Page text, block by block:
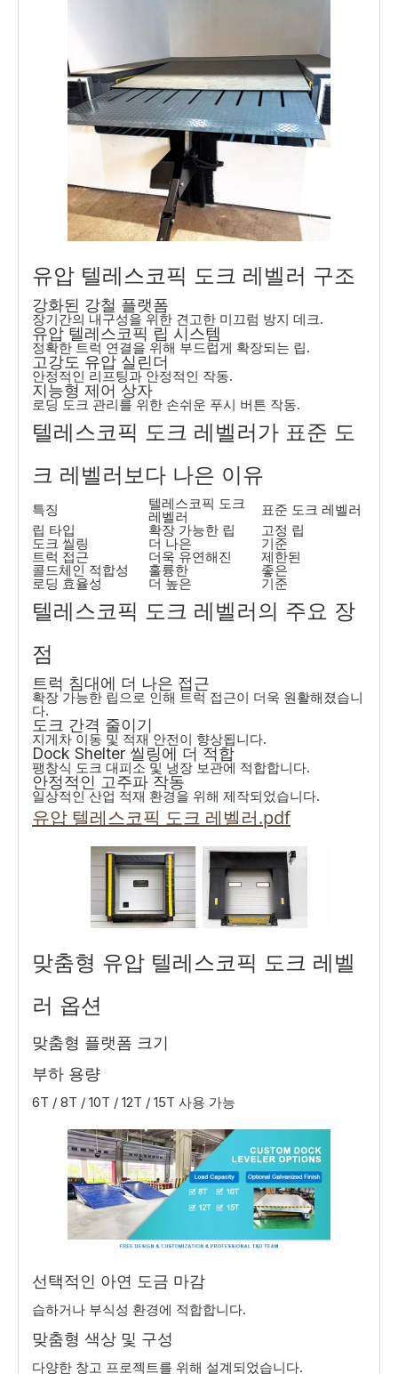
유압 텔레스코픽 도크 레벨러 구조
강화된 강철 플랫폼
장기간의 내구성을 위한 견고한 미끄럼 방지 데크.
유압 텔레스코픽 립 시스템
정확한 트럭 연결을 위해 부드럽게 확장되는 립.
고강도 유압 실린더
안정적인 리프팅과 안정적인 작동.
지능형 제어 상자
로딩 도크 관리를 위한 손쉬운 푸시 버튼 작동.
텔레스코픽 도크 레벨러가 표준 도
크 레벨러보다 나은 이유
특징 텔레스코픽 도크
레벨러
표준 도크 레벨러
립 타입
확장 가능한 립 고정 립
도크 씰링 더 나은 기준
트럭 접근 더욱 유연해진 제한된
콜드체인 적합성 훌륭한 좋은
로딩 효율성 더 높은 기준
텔레스코픽 도크 레벨러의 주요 장
점
트럭 침대에 더 나은 접근
확장 가능한 립으로 인해 트럭 접근이 더욱 원활해졌습니
다.
도크 간격 줄이기
지게차 이동 및 적재 안전이 향상됩니다.
Dock Shelter 씰링에 더 적합
팽창식 도크 대피소 및 냉장 보관에 적합합니다.
안정적인 고주파 작동
일상적인 산업 적재 환경을 위해 제작되었습니다.
유압 텔레스코픽 도크 레벨러.pdf
맞춤형 유압 텔레스코픽 도크 레벨
러 옵션
맞춤형 플랫폼 크기
부하 용량
6T / 8T / 10T / 12T / 15T 사용 가능
선택적인 아연 도금 마감
습하거나 부식성 환경에 적합합니다.
맞춤형 색상 및 구성
다양한 창고 프로젝트를 위해 설계되었습니다.